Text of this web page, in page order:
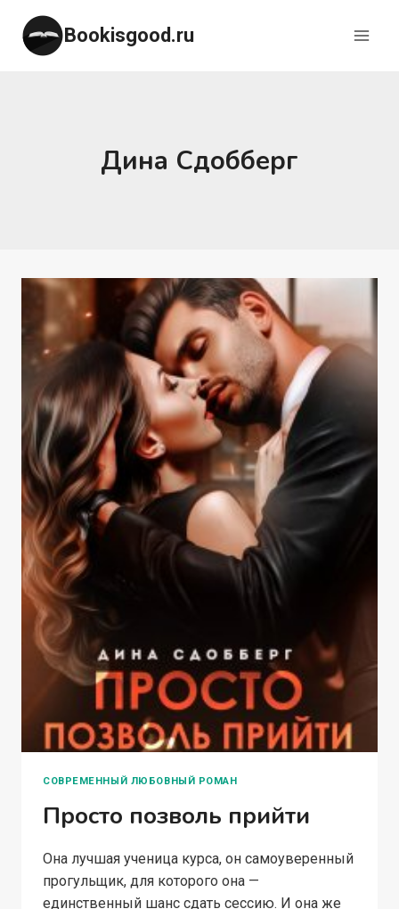
Перейти
содержимому
Bookisgood.ru
Дина Сдобберг
СОВРЕМЕННЫЙ ЛЮБОВНЫЙ РОМАН
Просто позволь прийти
Она лучшая ученица курса, он самоуверенный
прогульщик, для которого она —
единственный шанс сдать сессию. И она же